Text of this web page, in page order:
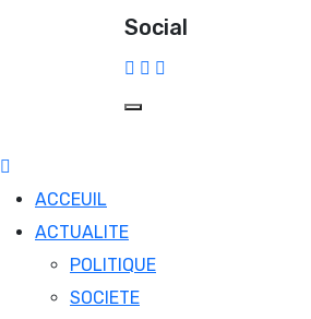
Social
ACCEUIL
ACTUALITE
POLITIQUE
SOCIETE